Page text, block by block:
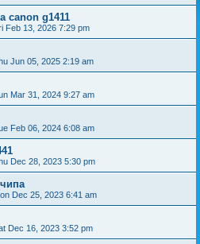
canon g1411
Feb 13, 2026 7:29 pm
Jun 05, 2025 2:19 am
Mar 31, 2024 9:27 am
Feb 06, 2024 6:08 am
Dec 28, 2023 5:30 pm
Dec 25, 2023 6:41 am
Dec 16, 2023 3:52 pm